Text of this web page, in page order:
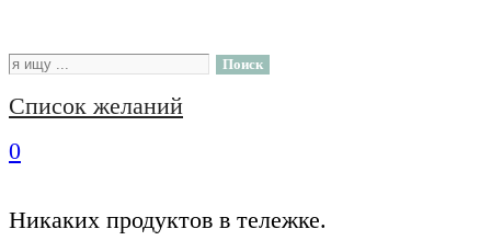
Поиск
Список желаний
0
Никаких продуктов в тележке.